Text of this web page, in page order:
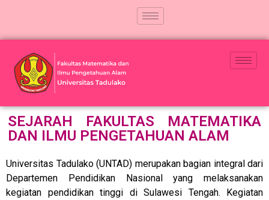
SEJARAH FAKULTAS MATEMATIKA
DAN ILMU PENGETAHUAN ALAM
Universitas Tadulako (UNTAD) merupakan bagian integral dari
Departemen Pendidikan Nasional yang melaksanakan
kegiatan pendidikan tinggi di Sulawesi Tengah. Kegiatan